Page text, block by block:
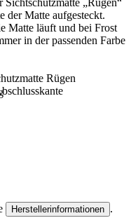
„Rügen“
der Matte aufgesteckt.
Matte läuft und bei Frost
in der passenden Farbe
Rügen
Herstellerinformationen .